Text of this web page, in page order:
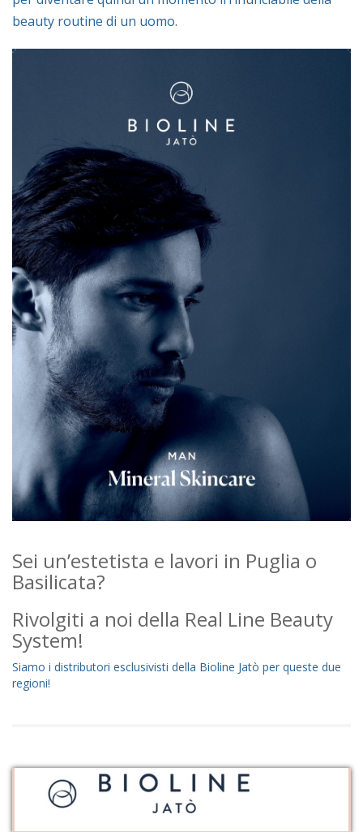
beauty routine di un uomo.
Sei un’estetista e lavori in Puglia o
Basilicata?
Rivolgiti a noi della Real Line Beauty
System!
Siamo i distributori esclusivisti della Bioline Jatò per queste due
regioni!